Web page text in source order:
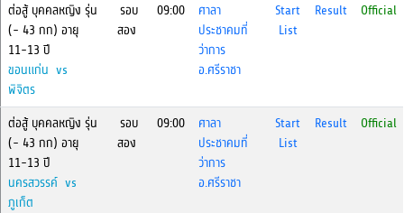
ต่อสู้ บุคคลหญิง รุ่น
(- 43 กก) อายุ
11-13 ปี
ขอนแก่น vs
พิจิตร
รอบ
สอง
09:00
ศาลา
ประชาคมที่
ว่าการ
อ.ศรีราชา
Start
List
Result Official
ต่อสู้ บุคคลหญิง รุ่น
(- 43 กก) อายุ
11-13 ปี
นครสวรรค์ vs
ภูเก็ต
รอบ
สอง
09:00
ศาลา
ประชาคมที่
ว่าการ
อ.ศรีราชา
Start
List
Result Official